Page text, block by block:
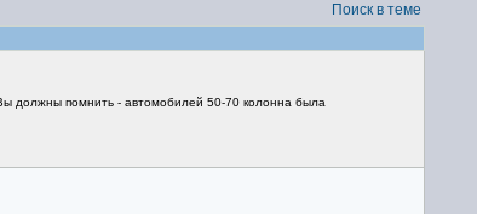
Поиск в теме
должны помнить - автомобилей 50-70 колонна была